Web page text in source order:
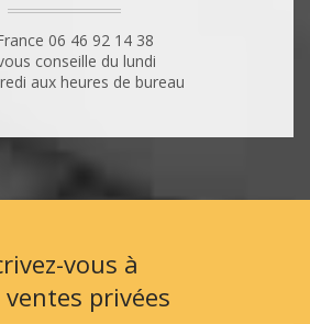
06 46 92 14 38
conseille du lundi
aux heures de bureau
vous à
ventes privées